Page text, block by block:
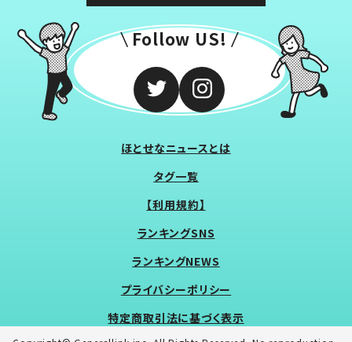
Follow US!
ほとせなニュースとは
タグ一覧
【利用規約】
ランキングSNS
ランキングNEWS
プライバシーポリシー
特定商取引法に基づく表示